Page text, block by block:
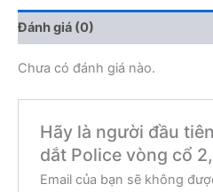
Đánh giá (0)
Chưa có đánh giá nào.
Hãy là người đầu
dắt Police vòng cổ
Email của bạn sẽ không